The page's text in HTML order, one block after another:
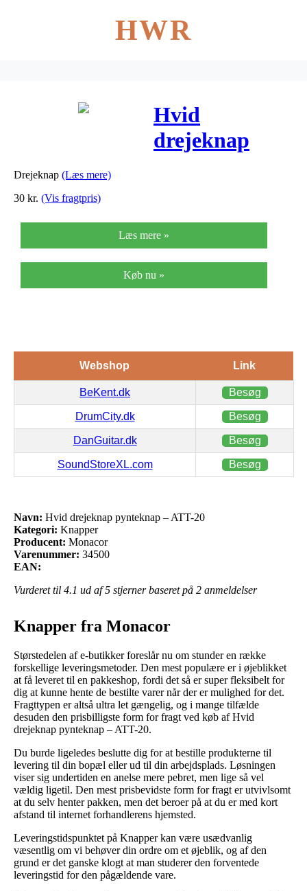
HWR
Hvid
drejeknap
Drejeknap (Læs mere)
30 kr. (Vis fragtpris)
Læs mere »
Køb nu »
Webshop Link
BeKent.dk Besøg
DrumCity.dk Besøg
DanGuitar.dk Besøg
SoundStoreXL.com Besøg
Navn: Hvid drejeknap pynteknap – ATT-20
Kategori: Knapper
Producent: Monacor
Varenummer: 34500
EAN:
Vurderet til 4.1 ud af 5 stjerner baseret på 2 anmeldelser
Knapper fra Monacor
Størstedelen af e-butikker foreslår nu om stunder en række
forskellige leveringsmetoder. Den mest populære er i øjeblikket
at få leveret til en pakkeshop, fordi det så er super fleksibelt for
dig at kunne hente de bestilte varer når der er mulighed for det.
Fragttypen er altså ultra let gængelig, og i mange tilfælde
desuden den prisbilligste form for fragt ved køb af Hvid
drejeknap pynteknap – ATT-20.
Du burde ligeledes beslutte dig for at bestille produkterne til
levering til din bopæl eller ud til din arbejdsplads. Løsningen
viser sig undertiden en anelse mere pebret, men lige så vel
vældig ligetil. Den mest prisbevidste form for fragt er utvivlsomt
at du selv henter pakken, men det beroer på at du er med kort
afstand til internet forhandlerens hjemsted.
Leveringstidspunktet på Knapper kan være usædvanlig
væsentlig om vi behøver din ordre om et øjeblik, og af den
grund er det ganske klogt at man studerer den forventede
leveringstid for den pågældende vare.